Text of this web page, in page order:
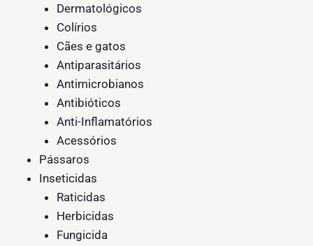
Dermatológicos
Colírios
Cães e gatos
Antiparasitários
Antimicrobianos
Antibióticos
Anti-Inflamatórios
Acessórios
Pássaros
Inseticidas
Raticidas
Herbicidas
Fungicida